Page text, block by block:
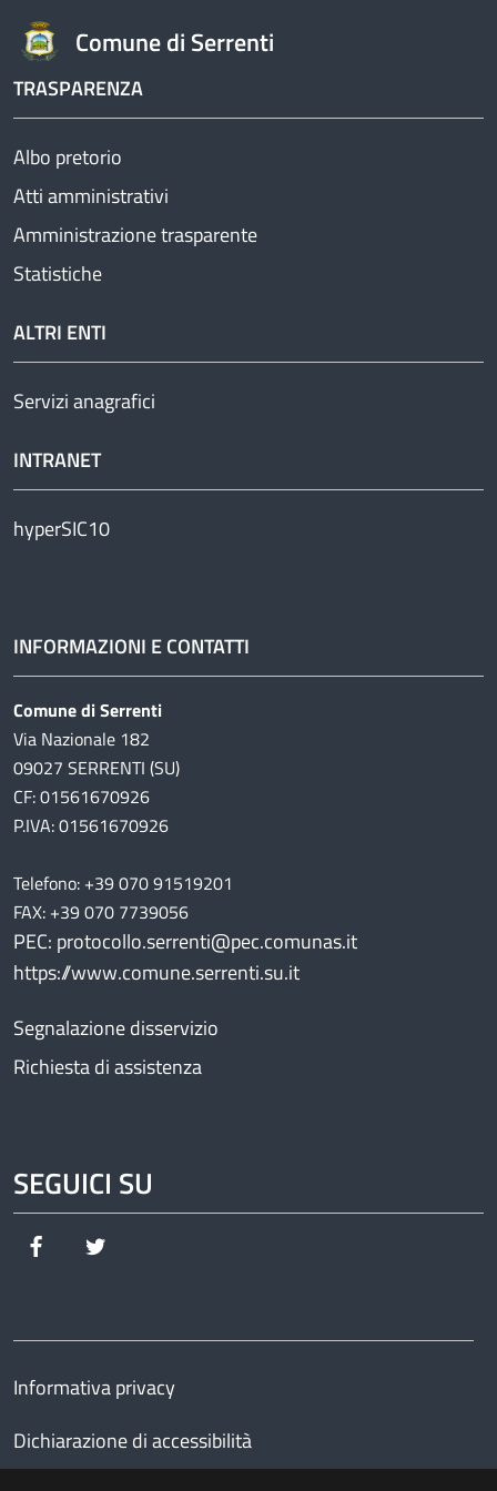
Comune di Serrenti
TRASPARENZA
Albo pretorio
Atti amministrativi
Amministrazione trasparente
Statistiche
ALTRI ENTI
Servizi anagrafici
INTRANET
hyperSIC10
INFORMAZIONI E CONTATTI
Comune di Serrenti
Via Nazionale 182
09027 SERRENTI (SU)
CF: 01561670926
P.IVA: 01561670926
Telefono: +39 070 91519201
FAX: +39 070 7739056
PEC: protocollo.serrenti@pec.comunas.it
https://www.comune.serrenti.su.it
Segnalazione disservizio
Richiesta di assistenza
SEGUICI SU
Facebook
Informativa privacy
Dichiarazione di accessibilità